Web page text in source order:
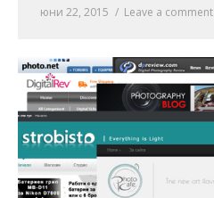
юни 22, 2015 Leave a comment